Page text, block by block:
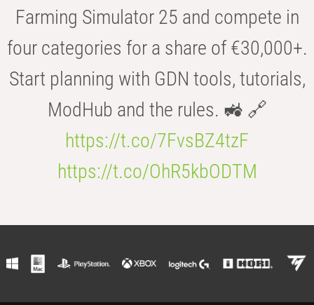
Farming Simulator 25 and compete in
four categories for a share of €30,000+.
Start planning with GDN tools, tutorials,
ModHub and the rules. 🚜 🔗
https://t.co/7FvsBZ4tzF
https://t.co/OhR5kbODTM